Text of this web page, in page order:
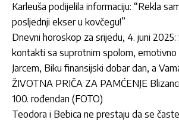
Karleuša podijelila informaciju: “Rekla
posljednji ekser u kovčegu!”
Dnevni horoskop za srijedu, 4. juni 2025:
kontakti sa suprotnim spolom, emotivno
Jarcem, Biku finansijski dobar dan, a
ŽIVOTNA PRIČA ZA PAMĆENJE
100. rođendan (FOTO)
Teodora i Bebica ne prestaju da se